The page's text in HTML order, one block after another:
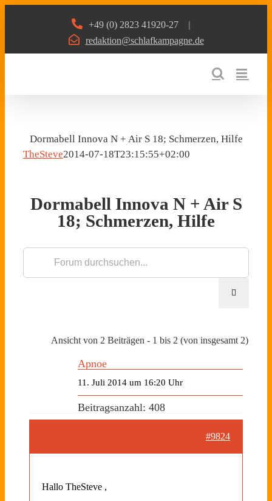
+49 (0) 2823 41920-27
|
redaktion@schlafkampagne.de
Dormabell Innova N + Air S 18; Schmerzen, Hilfe
TheSteve2014-07-18T23:15:55+02:00
Dormabell Innova N + Air S
18; Schmerzen, Hilfe
Ansicht von 2 Beiträgen - 1 bis 2 (von insgesamt 2)
Apnoe
11. Juli 2014 um 16:20 Uhr
Beitragsanzahl: 408
#9824
Hallo TheSteve ,